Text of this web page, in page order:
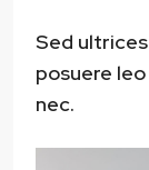
Sed
posuere
nec.